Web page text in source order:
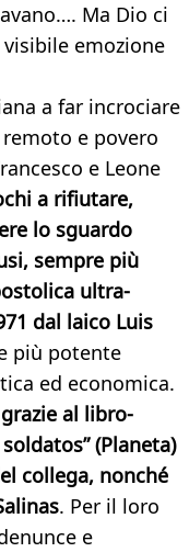
Ma Dio ci
emozione
a far incrociare
e povero
e Leone
a rifiutare,
lo sguardo
sempre più
ultra-
dal laico Luis
più potente
ed economica.
al libro-
(Planeta)
collega, nonché
. Per il loro
e